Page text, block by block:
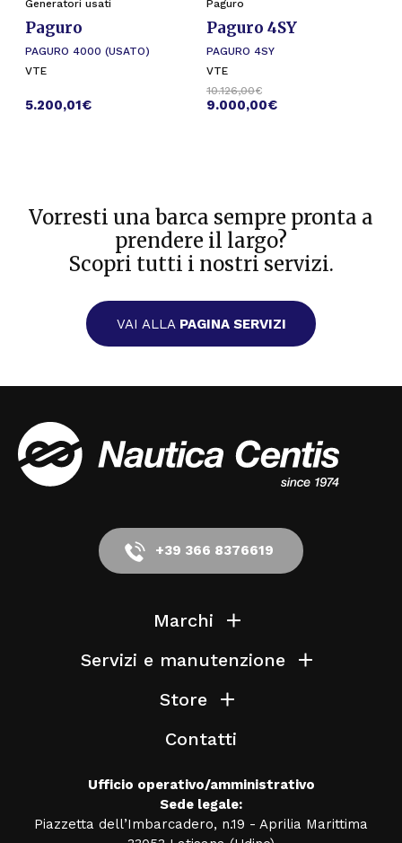
Generatori usati
Paguro
PAGURO 4000 (USATO)
VTE
5.200,01€
Paguro
Paguro 4SY
PAGURO 4SY
VTE
10.126,00€
9.000,00€
Vorresti una barca sempre pronta a
prendere il largo?
Scopri tutti i nostri servizi.
VAI ALLA PAGINA SERVIZI
+39 366 8376619
Marchi
Servizi e manutenzione
Store
Contatti
Ufficio operativo/amministrativo
Sede legale:
Piazzetta dell’Imbarcadero, n.19 - Aprilia Marittima